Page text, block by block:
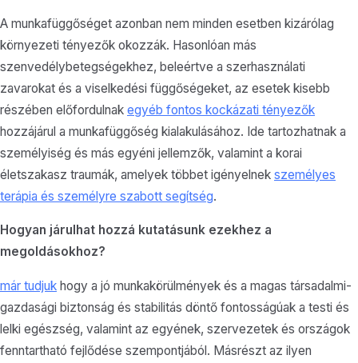
A munkafüggőséget azonban nem minden esetben kizárólag
környezeti tényezők okozzák. Hasonlóan más
szenvedélybetegségekhez, beleértve a szerhasználati
zavarokat és a viselkedési függőségeket, az esetek kisebb
részében előfordulnak egyéb fontos kockázati tényezők
hozzájárul a munkafüggőség kialakulásához. Ide tartozhatnak a
személyiség és más egyéni jellemzők, valamint a korai
életszakasz traumák, amelyek többet igényelnek személyes
terápia és személyre szabott segítség.
Hogyan járulhat hozzá kutatásunk ezekhez a
megoldásokhoz?
már tudjuk hogy a jó munkakörülmények és a magas társadalmi-
gazdasági biztonság és stabilitás döntő fontosságúak a testi és
lelki egészség, valamint az egyének, szervezetek és országok
fenntartható fejlődése szempontjából. Másrészt az ilyen